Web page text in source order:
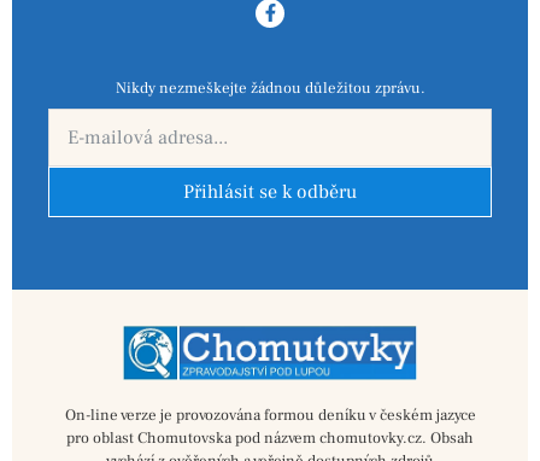
Nikdy nezmeškejte žádnou důležitou zprávu.
Přihlásit se k odběru
On-line verze je provozována formou deníku v českém jazyce
pro oblast Chomutovska pod názvem chomutovky.cz. Obsah